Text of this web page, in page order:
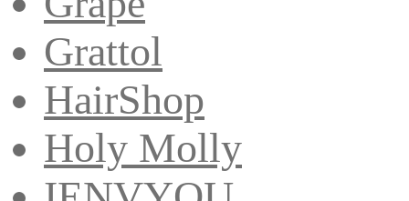
Grattol
HairShop
Holy Molly